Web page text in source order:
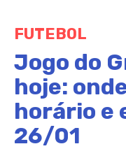
FUTEBOL
Jogo do
hoje:
horário e
26/01